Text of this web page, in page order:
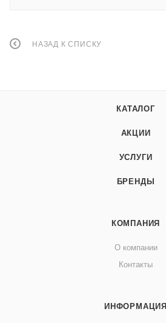
НАЗАД К СПИСКУ
КАТАЛОГ
АКЦИИ
УСЛУГИ
БРЕНДЫ
КОМПАНИЯ
О компании
Контакты
ИНФОРМАЦИЯ